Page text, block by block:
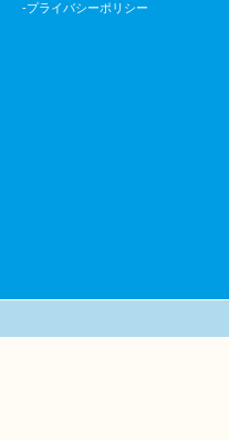
-プライバシーポリシー